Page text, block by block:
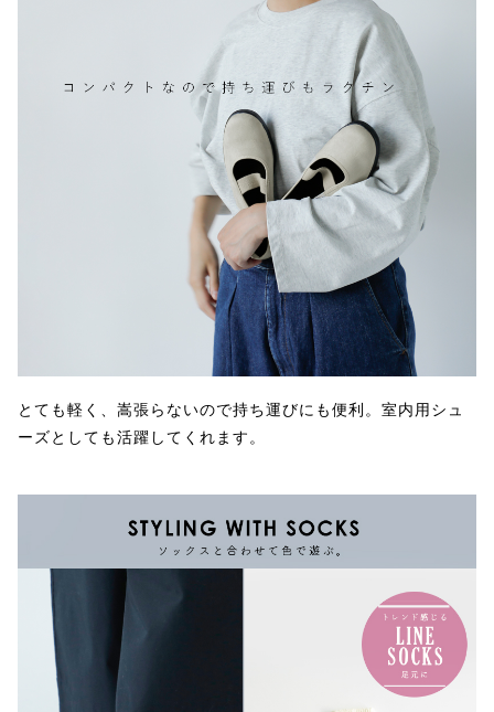
とても軽く、嵩張らないので持ち運びにも便利。室内用シュ
ーズとしても活躍してくれます。